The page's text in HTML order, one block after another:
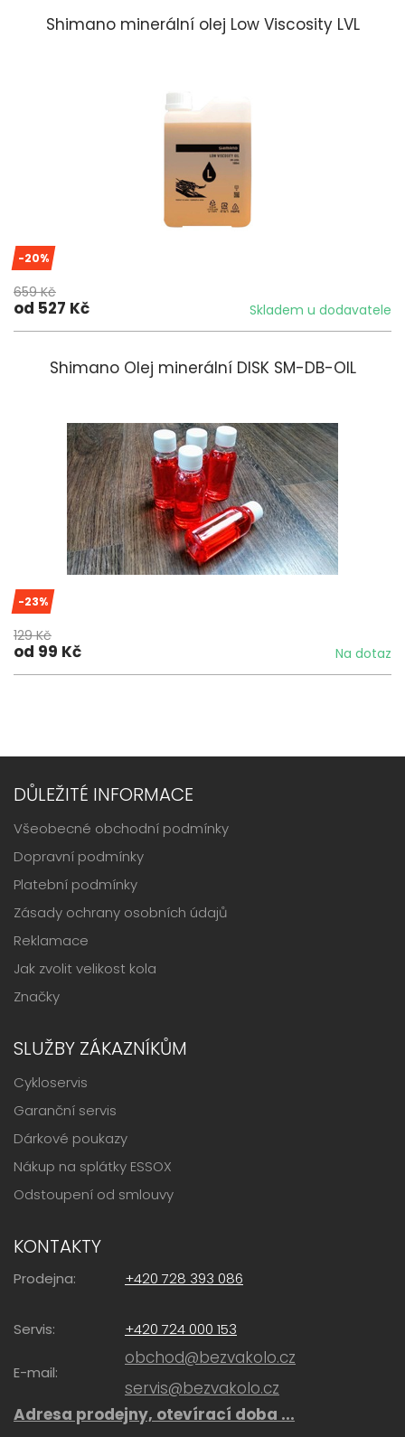
Shimano minerální olej Low Viscosity LVL
-20%
659 Kč
od 527 Kč Skladem u dodavatele
Shimano Olej minerální DISK SM-DB-OIL
-23%
129 Kč
od 99 Kč Na dotaz
DŮLEŽITÉ INFORMACE
Všeobecné obchodní podmínky
Dopravní podmínky
Platební podmínky
Zásady ochrany osobních údajů
Reklamace
Jak zvolit velikost kola
Značky
SLUŽBY ZÁKAZNÍKŮM
Cykloservis
Garanční servis
Dárkové poukazy
Nákup na splátky ESSOX
Odstoupení od smlouvy
KONTAKTY
Prodejna: +420 728 393 086
Servis: +420 724 000 153
E-mail:
obchod@bezvakolo.cz
servis@bezvakolo.cz
Adresa prodejny, otevírací doba ...